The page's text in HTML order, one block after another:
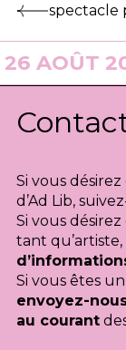
spectacle
2026·
Si vous
d’Ad Lib,
Si vous
tant
Si vous êtes
envoyez-
au courant